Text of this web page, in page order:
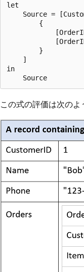
let
Source =
        {
        }
    ]
in
この式の評価は次のよ